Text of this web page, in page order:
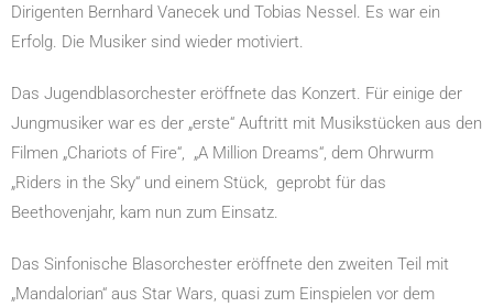
Dirigenten Bernhard Vanecek und Tobias Nessel. Es war ein
Erfolg. Die Musiker sind wieder motiviert.
Das Jugendblasorchester eröffnete das Konzert. Für einige der
Jungmusiker war es der „erste“ Auftritt mit Musikstücken aus den
Filmen „Chariots of Fire“, „A Million Dreams“, dem Ohrwurm
„Riders in the Sky“ und einem Stück, geprobt für das
Beethovenjahr, kam nun zum Einsatz.
Das Sinfonische Blasorchester eröffnete den zweiten Teil mit
„Mandalorian“ aus Star Wars, quasi zum Einspielen vor dem